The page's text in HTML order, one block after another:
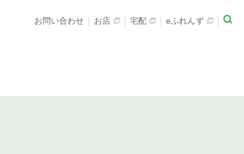
お問い合わせ お店 宅配 eふれんず